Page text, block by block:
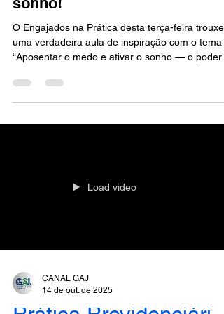
O Engajados na Prática desta terça-feira trouxe
uma verdadeira aula de inspiração com o tema
“Aposentar o medo e ativar o sonho — o poder
encontro, conduzido pelas coordenadoras Julia
Moraes, Kelly Barcellos e Naiara Miranda,
Load video
CANAL GAJ
14 de out. de 2025